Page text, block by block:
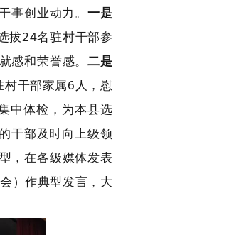
事创业动力。一是
拔24名驻村干部参
感和荣誉感。二是
干部家属6人，慰
中体检，为本县选
干部及时向上级领
，在各级媒体发表
）作典型发言，大